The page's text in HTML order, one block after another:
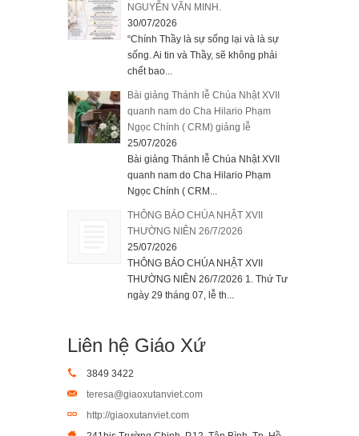
NGUYỄN VĂN MINH.
30/07/2026
“Chính Thầy là sự sống lại và là sự
sống. Ai tin và Thầy, sẽ không phải
chết bao...
Bài giảng Thánh lễ Chúa Nhật XVII
quanh nam do Cha Hilario Phạm
Ngọc Chính ( CRM) giảng lễ
25/07/2026
Bài giảng Thánh lễ Chúa Nhật XVII
quanh nam do Cha Hilario Phạm
Ngọc Chính ( CRM...
THÔNG BÁO CHÚA NHẬT XVII
THƯỜNG NIÊN 26/7/2026
25/07/2026
THÔNG BÁO CHÚA NHẬT XVII
THƯỜNG NIÊN 26/7/2026 1. Thứ Tư
ngày 29 tháng 07, lễ th...
Liên hệ Giáo Xứ
3849 3422
teresa@giaoxutanviet.com
http://giaoxutanviet.com